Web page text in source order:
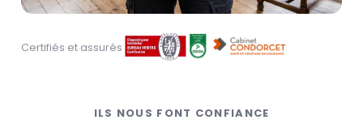
Certifiés et assurés
ILS NOUS FONT CONFIANCE